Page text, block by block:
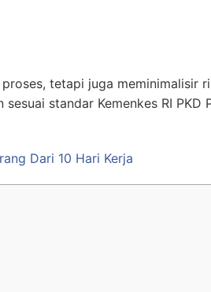
tetapi juga meminimalisir
standar Kemenkes RI PKD
Dari 10 Hari Kerja